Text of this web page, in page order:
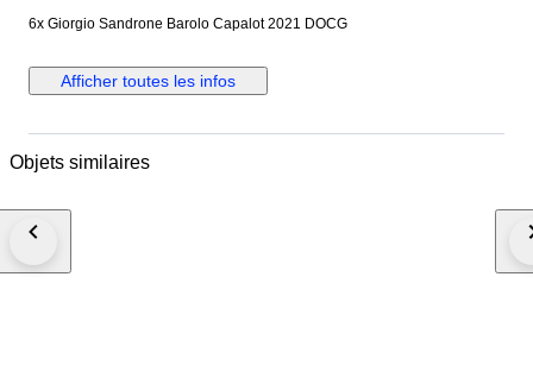
6x Giorgio Sandrone Barolo Capalot 2021 DOCG
Afficher toutes les infos
Objets similaires